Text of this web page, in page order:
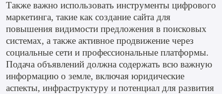
Также важно использовать инструменты цифрового
маркетинга, такие как создание сайта для
повышения видимости предложения в поисковых
системах, а также активное продвижение через
социальные сети и профессиональные платформы.
Подача объявлений должна содержать всю важную
информацию о земле, включая юридические
аспекты, инфраструктуру и потенциал для развития